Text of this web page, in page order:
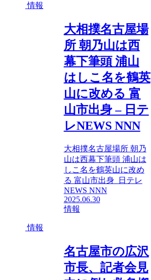
情報
大相撲名古屋場
所 朝乃山は西
幕下筆頭 浦山
はしこ名を鶴英
山に改める 富
山市出身 – 日テ
レNEWS NNN
大相撲名古屋場所 朝乃
山は西幕下筆頭 浦山は
しこ名を鶴英山に改め
る 富山市出身 日テレ
NEWS NNN
2025.06.30
情報
情報
名古屋市の広沢
市長、記者会見